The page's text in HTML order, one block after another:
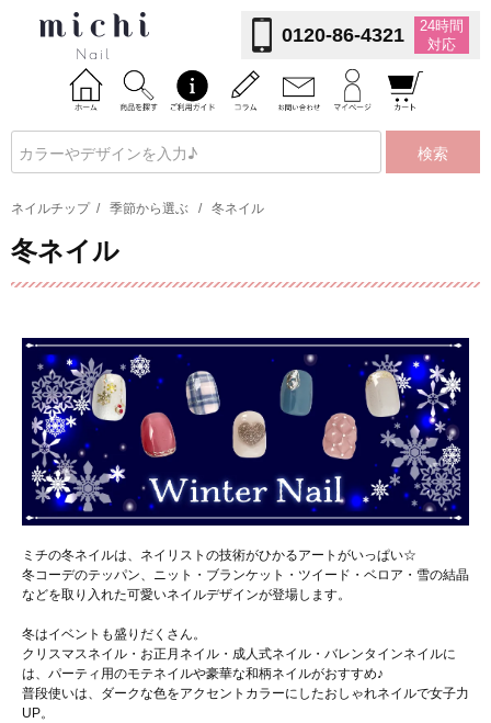
0120-86-4321
24時間
対応
検索
ネイルチップ / 季節から選ぶ / 冬ネイル
冬ネイル
ミチの冬ネイルは、ネイリストの技術がひかるアートがいっぱい☆
冬コーデのテッパン、ニット・ブランケット・ツイード・ベロア・雪の結晶
などを取り入れた可愛いネイルデザインが登場します。
冬はイベントも盛りだくさん。
クリスマスネイル・お正月ネイル・成人式ネイル・バレンタインネイルに
は、パーティ用のモテネイルや豪華な和柄ネイルがおすすめ♪
普段使いは、ダークな色をアクセントカラーにしたおしゃれネイルで女子力
UP。